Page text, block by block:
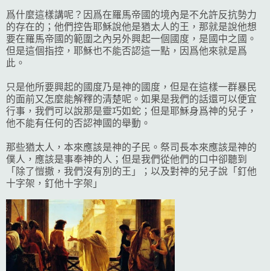
爲什麼這樣講呢？因爲在羅馬帝國的境內是不允許反抗勢力
的存在的；他們控告耶穌說他是猶太人的王，那就是說他想
要在羅馬帝國的範圍之內另外興起一個國度，是國中之國。
但是這個指控，耶穌也不能否認這一點，因爲他來就是爲
此。
只是他所要興起的國度乃是神的國度，但是在這樣一群暴民
的面前又怎麼能解釋的清楚呢。如果是我們的話還可以便宜
行事，我們可以說那是靈巧如蛇；但是耶穌身爲神的兒子，
他不能有任何的否認神國的舉動。
那些猶太人，本來應該是神的子民。祭司長本來應該是神的
僕人，應該是事奉神的人；但是我們從他們的口中卻聽到
「除了愷撒，我們沒有別的王」；以及對神的兒子說「釘他
十字架，釘他十字架」